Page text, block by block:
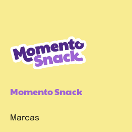
Momento Snack
Marcas